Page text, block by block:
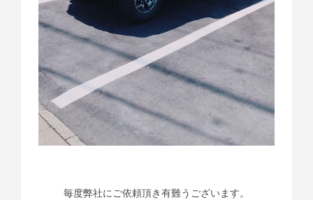
毎度弊社にご依頼頂き有難うございます。